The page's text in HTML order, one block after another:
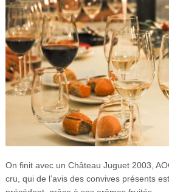
On finit avec un Château Juguet 2003,
cru, qui de l’avis des convives présents